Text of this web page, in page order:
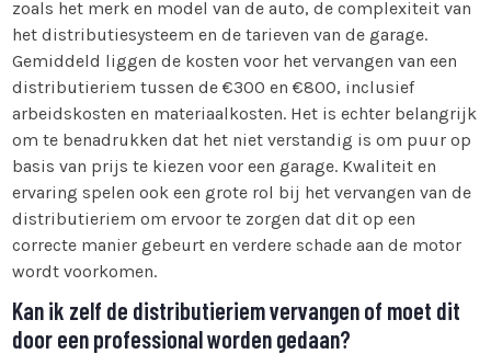
zoals het merk en model van de auto, de complexiteit van
het distributiesysteem en de tarieven van de garage.
Gemiddeld liggen de kosten voor het vervangen van een
distributieriem tussen de €300 en €800, inclusief
arbeidskosten en materiaalkosten. Het is echter belangrijk
om te benadrukken dat het niet verstandig is om puur op
basis van prijs te kiezen voor een garage. Kwaliteit en
ervaring spelen ook een grote rol bij het vervangen van de
distributieriem om ervoor te zorgen dat dit op een
correcte manier gebeurt en verdere schade aan de motor
wordt voorkomen.
Kan ik zelf de distributieriem vervangen of moet dit
door een professional worden gedaan?